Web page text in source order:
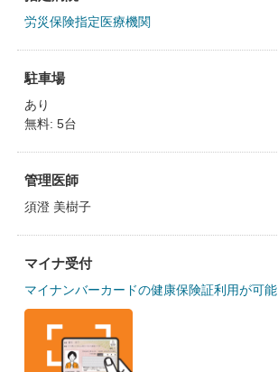
労災保険指定医療機関
駐車場
あり
無料: 5台
管理医師
須澄 美樹子
マイナ受付
マイナンバーカードの健康保険証利用が可能